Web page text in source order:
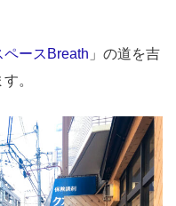
ペースBreath 」の道を吉
。